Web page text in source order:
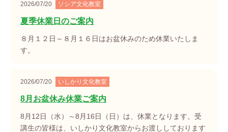
2026/07/20 ソシア文化教室
夏季休業日のご案内
８月１２日～８月１６日はお盆休みのため休業いたしま
す。
2026/07/20 いしかり文化教室
8月お盆休み休業ご案内
8月12日（水）～8月16日（日）は、休業となります。受
講生の皆様は、いしかり文化教室からお渡ししております